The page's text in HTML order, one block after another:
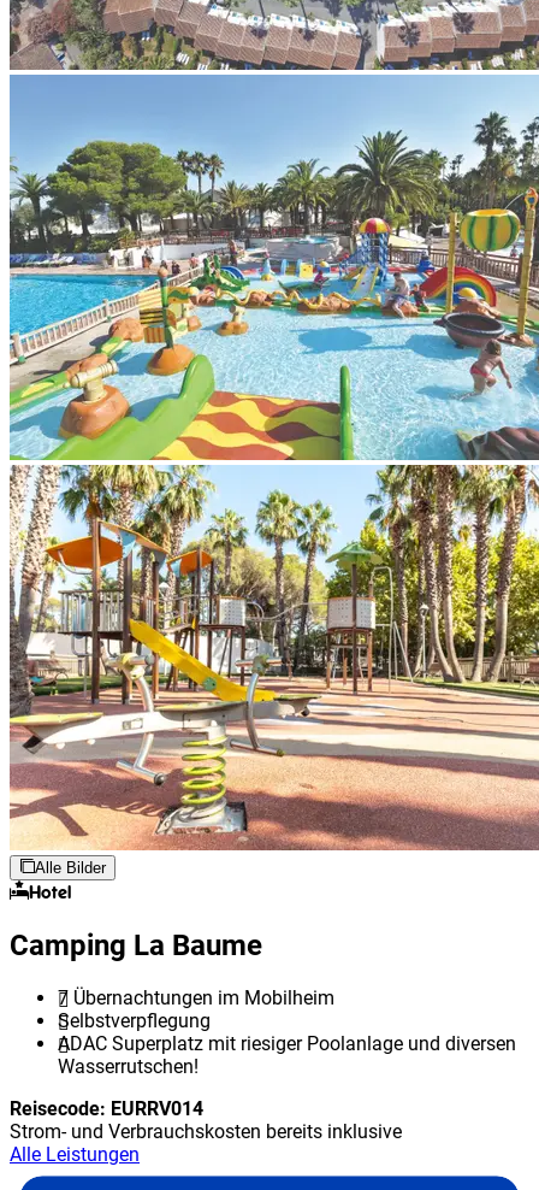
Alle Bilder
Hotel
Camping La Baume
7 Übernachtungen im Mobilheim
Selbstverpflegung
ADAC Superplatz mit riesiger Poolanlage und diversen
Wasserrutschen!
Reisecode: EURRV014
Strom- und Verbrauchskosten bereits inklusive
Alle Leistungen